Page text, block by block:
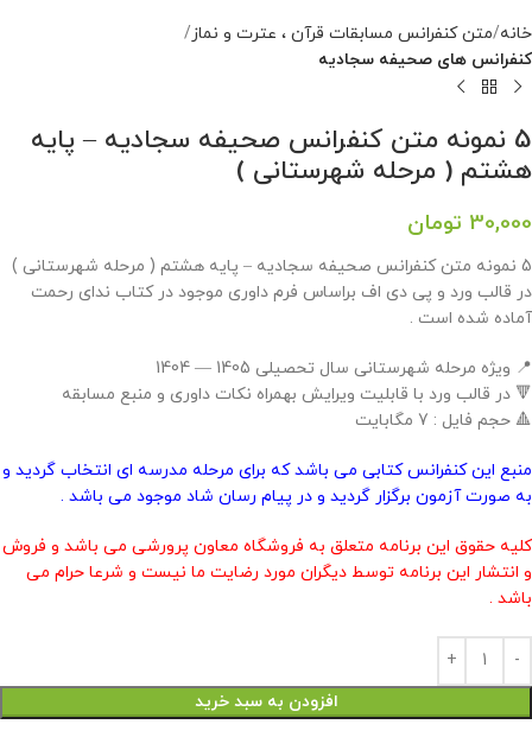
خانه متن کنفرانس مسابقات قرآن ، عترت و نماز
کنفرانس های صحیفه سجادیه
5 نمونه متن کنفرانس صحیفه سجادیه – پایه
هشتم ( مرحله شهرستانی )
30,000 تومان
5 نمونه متن کنفرانس صحیفه سجادیه – پایه هشتم ( مرحله شهرستانی )
در قالب ورد و پی دی اف براساس فرم داوری موجود در کتاب ندای رحمت
آماده شده است .
📍 ویژه مرحله شهرستانی سال تحصیلی 1405 — 1404
🔻 در قالب ورد با قابلیت ویرایش بهمراه نکات داوری و منبع مسابقه
🔺 حجم فایل : 7 مگابایت
منبع این کنفرانس کتابی می باشد که برای مرحله مدرسه ای انتخاب گردید و
به صورت آزمون برگزار گردید و در پیام رسان شاد موجود می باشد .
کلیه حقوق این برنامه متعلق به فروشگاه معاون پرورشی می باشد و فروش
و انتشار این برنامه توسط دیگران مورد رضایت ما نیست و شرعا حرام می
باشد .
افزودن به سبد خرید